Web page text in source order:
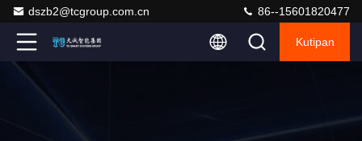
dszb2@tcgroup.com.cn 86--15601820477
Kutipan